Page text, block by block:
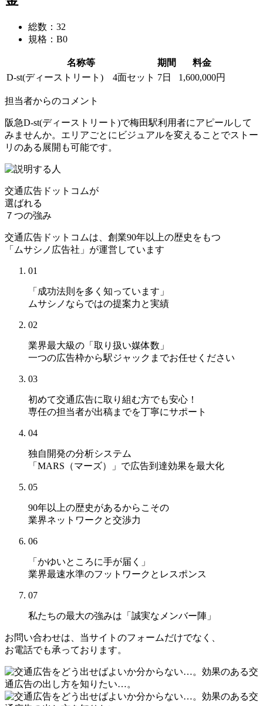
総数：32
規格：B0
名称等 期間
料金
D-st(ディーストリート) 4面セット 7日 1,600,000円
担当者からのコメント
阪急D-st(ディーストリート)で梅田駅利用者にアピールして
みませんか。エリアごとにビジュアルを変えることでストー
リのある展開も可能です。
交通広告ドットコムが
選ばれる
７つの強み
交通広告ドットコムは、創業90年以上の歴史をもつ
「ムサシノ広告社」が運営しています
01
「成功法則を多く知っています」
ムサシノならではの提案力と実績
02
業界最大級の「取り扱い媒体数」
一つの広告枠から駅ジャックまでお任せください
03
初めて交通広告に取り組む方でも安心！
専任の担当者が出稿までを丁寧にサポート
04
独自開発の分析システム
「MARS（マーズ）」 で広告到達効果を最大化
05
90年以上の歴史があるからこその
業界ネットワークと交渉力
06
「かゆいところに手が届く」
業界最速水準のフットワークとレスポンス
07
私たちの最大の強みは 「誠実なメンバー陣」
お問い合わせは、当サイトのフォームだけでなく、
お電話でも承っております。